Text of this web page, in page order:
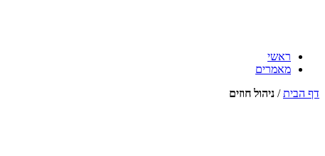
ראשי
מאמרים
דף הבית/ ניהול חוזים